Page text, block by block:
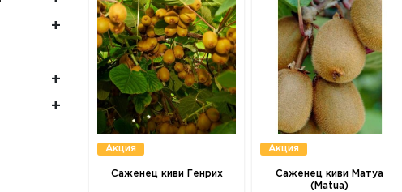
Акция
Саженец киви Генрих
Акция
Саженец киви Матуа
(Matua)